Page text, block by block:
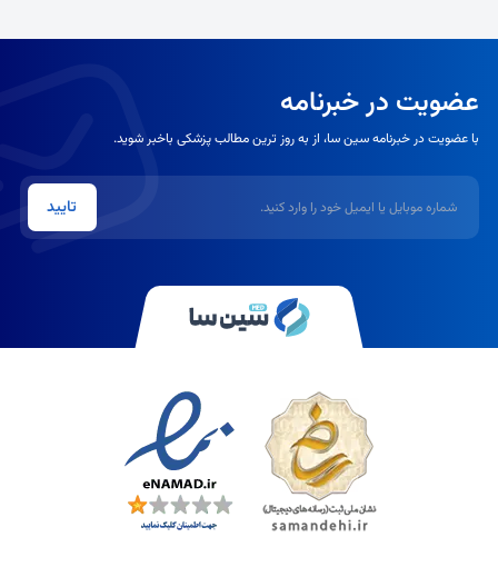
عضویت در خبرنامه
با عضویت در خبرنامه سین سا، از به روز ترین مطالب پزشکی باخبر شوید.
تایید